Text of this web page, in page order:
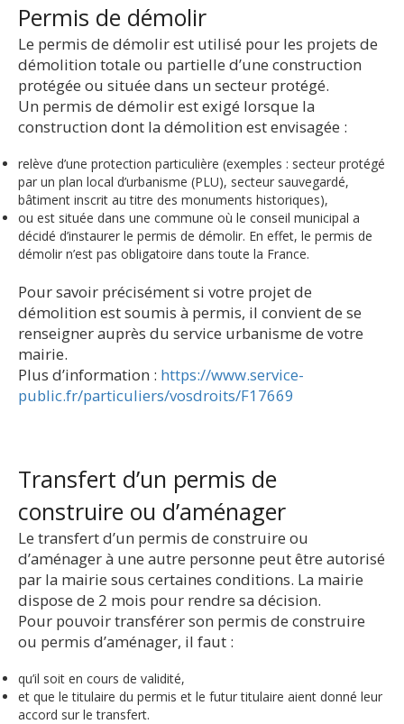
Permis de démolir
Le permis de démolir est utilisé pour les projets de
démolition totale ou partielle d’une construction
protégée ou située dans un secteur protégé.
Un permis de démolir est exigé lorsque la
construction dont la démolition est envisagée :
relève d’une protection particulière (exemples : secteur protégé
par un plan local d’urbanisme (PLU), secteur sauvegardé,
bâtiment inscrit au titre des monuments historiques),
ou est située dans une commune où le conseil municipal a
décidé d’instaurer le permis de démolir. En effet, le permis de
démolir n’est pas obligatoire dans toute la France.
Pour savoir précisément si votre projet de
démolition est soumis à permis, il convient de se
renseigner auprès du service urbanisme de votre
mairie.
Plus d’information : https://www.service-
public.fr/particuliers/vosdroits/F17669
Transfert d’un permis de
construire ou d’aménager
Le transfert d’un permis de construire ou
d’aménager à une autre personne peut être autorisé
par la mairie sous certaines conditions. La mairie
dispose de 2 mois pour rendre sa décision.
Pour pouvoir transférer son permis de construire
ou permis d’aménager, il faut :
qu’il soit en cours de validité,
et que le titulaire du permis et le futur titulaire aient donné leur
accord sur le transfert.